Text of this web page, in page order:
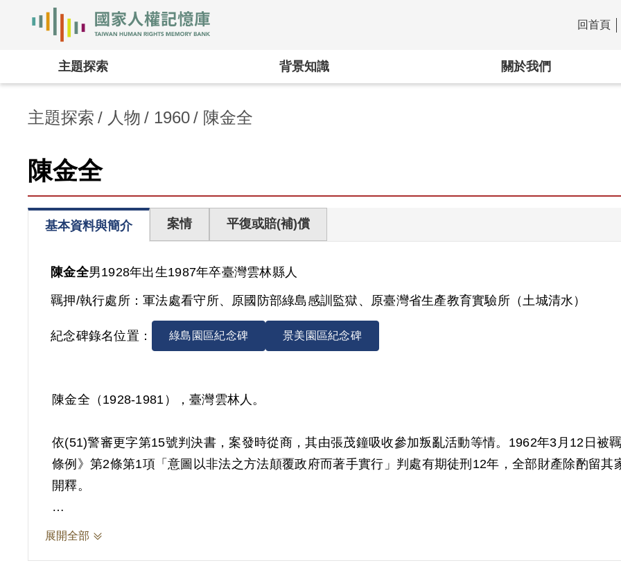
:::
回首頁
主題探索 背景知識 關於我們
主題探索 人物 1960 陳金全
陳金全
基本資料與簡介 案情 平復或賠(補)償
陳金全男1928年出生1987年卒臺灣雲林縣人
羈押/執行處所：軍法處看守所、原國防部綠島感訓監獄、原臺灣省生產教育實驗所（土城清水）
紀念碑錄名位置： 綠島園區紀念碑 景美園區紀念碑
陳金全（1928-1981），臺灣雲林人。
依(51)警審更字第15號判決書，案發時從商，其由張茂鐘吸收參加叛亂活動等情。1962年3月12日被
條例》第2條第1項「意圖以非法之方法顛覆政府而著手實行」判處有期徒刑12年，全部財產除酌留
開釋。
其家屬於1999年4月向補償基金會提出申請，其家屬於同月再次提出申請，經補償基金會併案審理，
展開全部